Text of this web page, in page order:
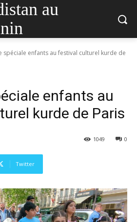
au
spéciale enfants au festival culturel kurde de
enfants au
kurde de Paris
0
1049
Twitter